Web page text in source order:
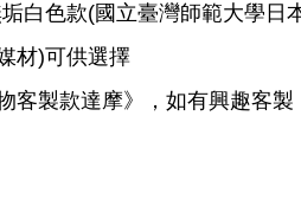
白色款(國立臺灣師範大學日
材)可供選擇
客製款達摩》，如有興趣客製